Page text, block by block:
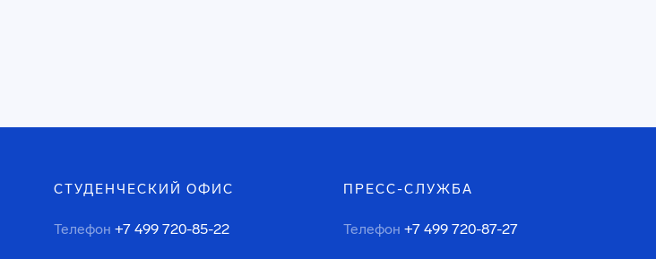
СТУДЕНЧЕСКИЙ ОФИС
Телефон +7 499 720-85-22
ПРЕСС-СЛУЖБА
Телефон +7 499 720-87-27